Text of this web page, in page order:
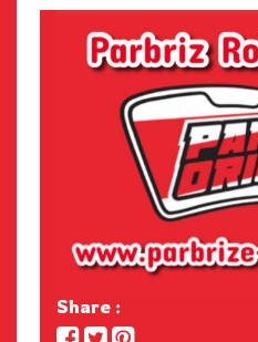
Share :